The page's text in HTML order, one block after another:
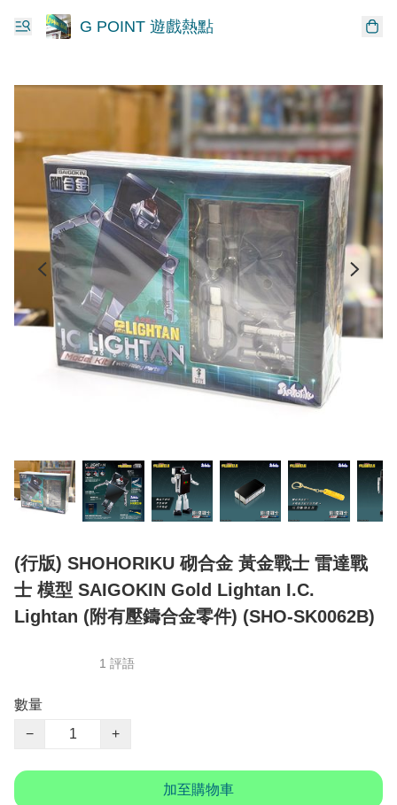
G POINT 遊戲熱點
(行版) SHOHORIKU 砌合金 黃金戰士 雷達戰
士 模型 SAIGOKIN Gold Lightan I.C.
Lightan (附有壓鑄合金零件) (SHO-SK0062B)
1 評語
數量
−
+
加至購物車